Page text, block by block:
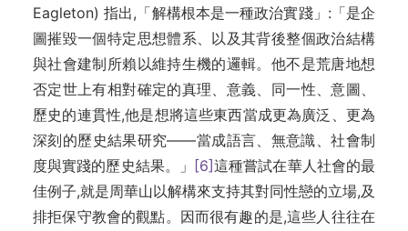
Eagleton) 指出,「解構根本是一種政治實踐」:「是企
圖摧毀一個特定思想體系、以及其背後整個政治結構
與社會建制所賴以維持生機的邏輯。他不是荒唐地想
否定世上有相對確定的真理、意義、同一性、意圖、
歷史的連貫性,他是想將這些東西當成更為廣泛、更為
深刻的歷史結果研究——當成語言、無意識、社會制
度與實踐的歷史結果。」 [6]這種嘗試在華人社會的最
佳例子,就是周華山以解構來支持其對同性戀的立場,及
排拒保守教會的觀點。因而很有趣的是,這些人往往在